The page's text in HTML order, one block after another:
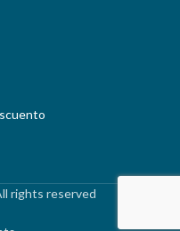
rights reserved